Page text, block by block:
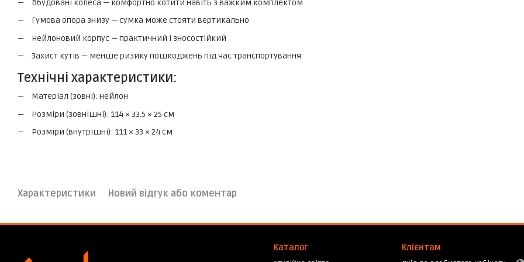
Вбудовані колеса — комфортно котити навіть з важким комплектом
Гумова опора знизу — сумка може стояти вертикально
Нейлоновий корпус — практичний і зносостійкий
Захист кутів — менше ризику пошкоджень під час транспортування
Технічні характеристики:
Матеріал (зовні): нейлон
Розміри (зовнішні): 114 × 33.5 × 25 см
Розміри (внутрішні): 111 × 33 × 24 см
Характеристики Новий відгук або коментар
Каталог Клієнтам